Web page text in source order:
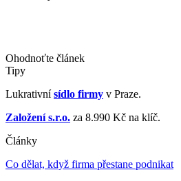
Ohodnoťte článek
Tipy
Lukrativnísídlo firmy v Praze.
Založení s.r.o. za 8.990 Kč na klíč.
Články
Co dělat, když firma přestane podnikat